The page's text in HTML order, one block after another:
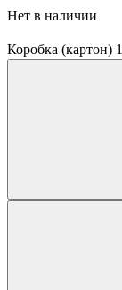
Нет в наличии
Коробка